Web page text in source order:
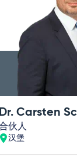
Dr. Carsten
伙人
汉堡